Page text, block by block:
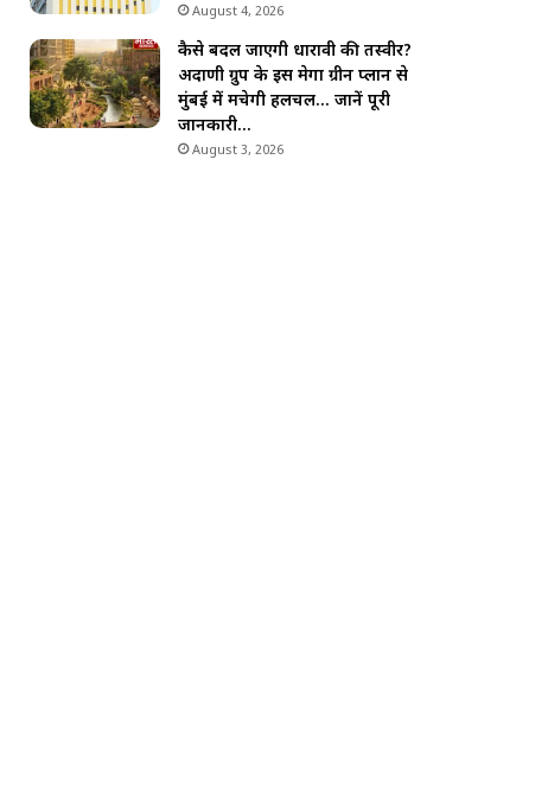
August 4, 2026
कैसे बदल जाएगी धारावी की तस्वीर?
अदाणी ग्रुप के इस मेगा ग्रीन प्लान से
मुंबई में मचेगी हलचल… जानें पूरी
जानकारी…
August 3, 2026